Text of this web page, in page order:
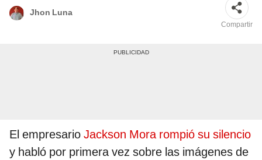
Jhon Luna
Compartir
El empresario Jackson Mora rompió su silencio
y habló por primera vez sobre las imágenes de